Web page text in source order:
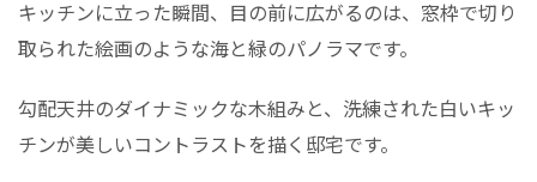
キッチンに立った瞬間、目の前に広がるのは、窓枠で切り
取られた絵画のような海と緑のパノラマです。
勾配天井のダイナミックな木組みと、洗練された白いキッ
チンが美しいコントラストを描く邸宅です。